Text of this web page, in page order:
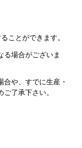
ことができます。
る場合がございま
や、すでに生産・
了承下さい。